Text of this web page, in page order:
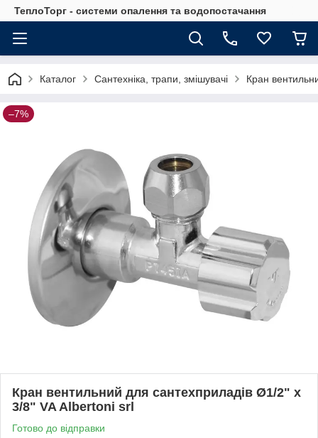
ТеплоТорг - системи опалення та водопостачання
Каталог Сантехніка, трапи, змішувачі Кран
–7%
Кран вентильний для сантехприладів Ø1/2" х
3/8" VA Albertoni srl
Готово до відправки